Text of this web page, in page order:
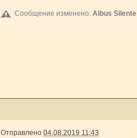
Сообщение изменено:Albus Silente
Отправлено04.08.2019 11:43